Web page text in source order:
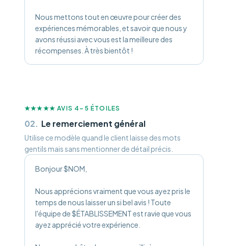
Nous mettons tout en œuvre pour créer des
expériences mémorables, et savoir que nous y
avons réussi avec vous est la meilleure des
récompenses. À très bientôt !
★★★★★AVIS 4–5 ÉTOILES
02. Le remerciement général
Utilise ce modèle quand le client laisse des mots
gentils mais sans mentionner de détail précis.
Bonjour $NOM,
Nous apprécions vraiment que vous ayez pris le
temps de nous laisser un si bel avis ! Toute
l'équipe de $ÉTABLISSEMENT est ravie que vous
ayez apprécié votre expérience.